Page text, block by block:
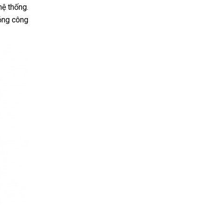
thống.
công